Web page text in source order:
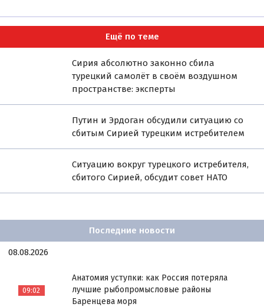
Ещё по теме
Сирия абсолютно законно сбила
турецкий самолёт в своём воздушном
пространстве: эксперты
Путин и Эрдоган обсудили ситуацию со
сбитым Сирией турецким истребителем
Ситуацию вокруг турецкого истребителя,
сбитого Сирией, обсудит совет НАТО
Последние новости
08.08.2026
09:02
Анатомия уступки: как Россия потеряла
лучшие рыбопромысловые районы
Баренцева моря